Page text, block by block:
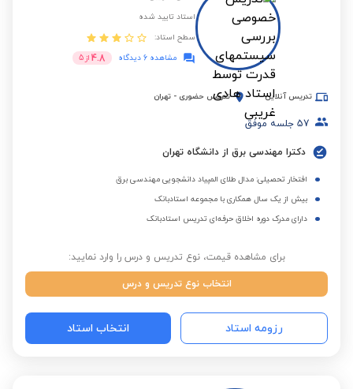
استاد تایید شده
سطح استاد:
مشاهده 6 دیدگاه
4.8 از 5
تدریس آنلاین تدریس حضوری - تهران
57 جلسه موفق
دکترا مهندسی برق از دانشگاه تهران
افتخار تحصیلی: مدال طلای المپیاد دانشجویی مهندسی برق
بیش از یک سال همکاری با مجموعه استادبانک
دارای مدرک دوره اخلاق حرفه‌ای تدریس استادبانک
برای مشاهده قیمت، نوع تدریس و درس را وارد نمایید:
انتخاب نوع تدریس و درس
رزومه استاد انتخاب استاد